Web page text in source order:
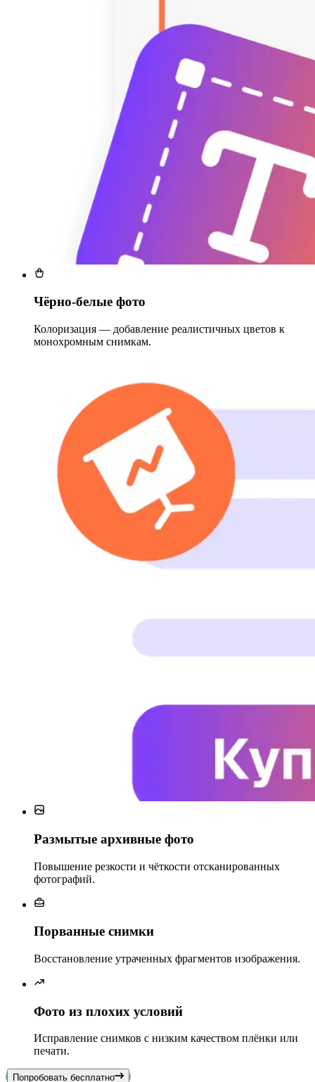
Чёрно-белые фото
Колоризация — добавление реалистичных цветов к
монохромным снимкам.
Размытые архивные фото
Повышение резкости и чёткости отсканированных
фотографий.
Порванные снимки
Восстановление утраченных фрагментов изображения.
Фото из плохих условий
Исправление снимков с низким качеством плёнки или
печати.
Попробовать бесплатно